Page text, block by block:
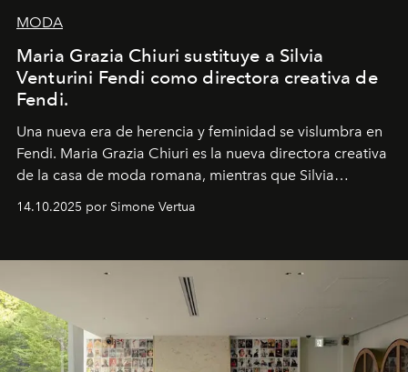
MODA
Maria Grazia Chiuri sustituye a Silvia
Venturini Fendi como directora creativa de
Fendi.
Una nueva era de herencia y feminidad se vislumbra en
Fendi. Maria Grazia Chiuri es la nueva directora creativa
de la casa de moda romana, mientras que Silvia
14.10.2025 por Simone Vertua